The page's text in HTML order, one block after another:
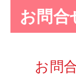
お問合
お問